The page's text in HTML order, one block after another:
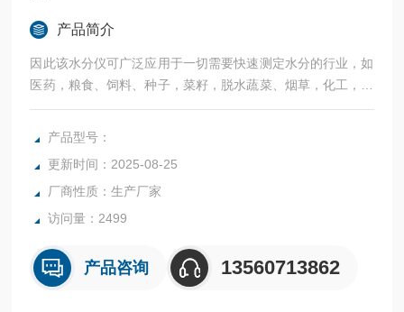
产品简介
因此该水分仪可广泛应用于一切需要快速测定水分的行业，如
医药，粮食、饲料、种子，菜籽，脱水蔬菜、烟草，化工，茶
叶，食品、肉类以及纺织，农林、造纸、橡胶、塑胶、纺织等
行业中的实验室与生产过程中
产品型号：
更新时间：2025-08-25
厂商性质：生产厂家
访问量：2499
产品咨询 13560713862